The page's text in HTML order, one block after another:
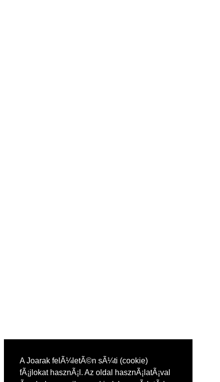
A Joarak felÃ¼letÃ©n sÃ¼ti (cookie)
fÃ¡jlokat hasznÃ¡l. Az oldal hasznÃ¡latÃ¡val